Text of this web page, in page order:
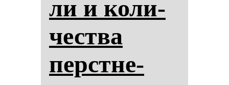
ли и ко­ли­
чес­тва
перстне­